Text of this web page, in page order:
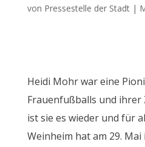
von Pressestelle der Stadt|
Heidi Mohr war eine
Frauenfußballs und ihrer
ist sie es wieder und für
Weinheim hat am 29.